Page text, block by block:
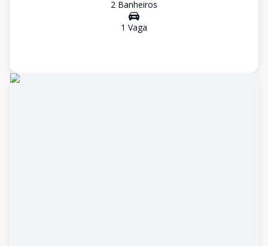
2 Banheiros
1 Vaga